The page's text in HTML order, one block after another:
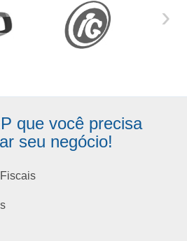
›
que você precisa
seu negócio!